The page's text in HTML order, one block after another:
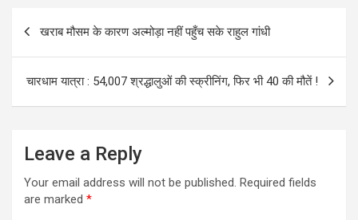
खराब मौसम के कारण अल्मोड़ा नहीं पहुँच सके राहुल गांधी
चारधाम यात्रा : 54,007 श्रद्धालुओं की स्क्रीनिंग, फिर भी 40 की मौतें !
Leave a Reply
Your email address will not be published. Required fields
are marked *